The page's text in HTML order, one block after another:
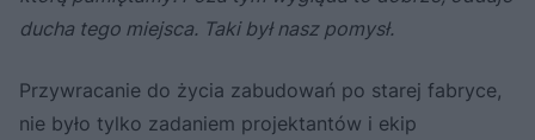
ducha tego miejsca. Taki był nasz pomysł.
Przywracanie do życia zabudowań po starej fabryce,
nie było tylko zadaniem projektantów i ekip